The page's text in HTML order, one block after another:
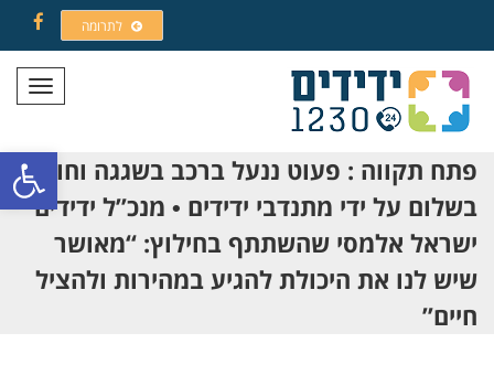
פתח
לתרומה
תפריט
פתח תקווה : פעוט ננעל ברכב בשגגה וחולץ
בשלום על ידי מתנדבי ידידים • מנכ”ל ידידים
ישראל אלמסי שהשתתף בחילוץ: “מאושר
שיש לנו את היכולת להגיע במהירות ולהציל
חיים”